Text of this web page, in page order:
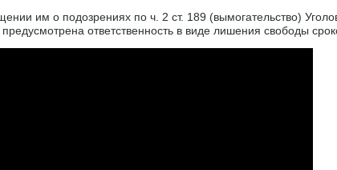
им о подозрениях по ч. 2 ст. 189 (вымогательство)
ответственность в виде лишения свободы